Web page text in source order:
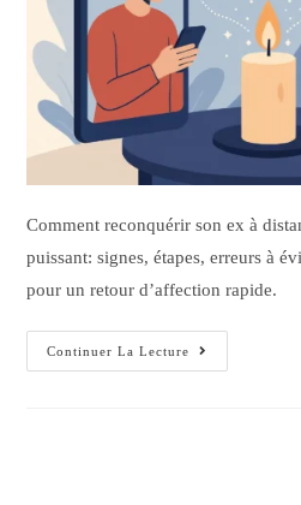
Comment reconquérir son ex à
puissant: signes, étapes, erreurs à
pour un retour d’affection rapide.
Continuer La Lecture